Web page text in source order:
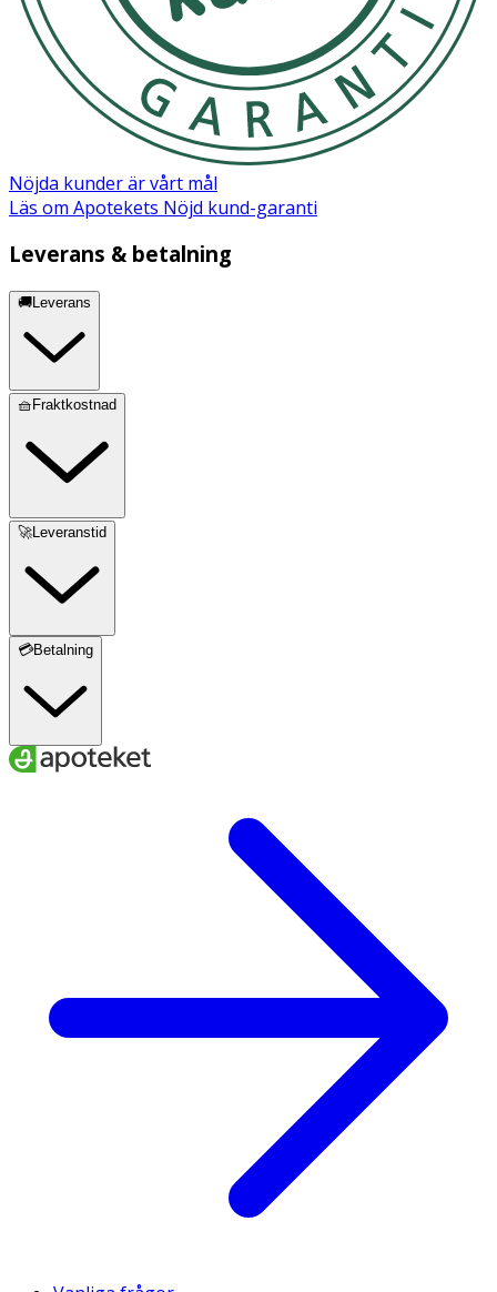
Nöjda kunder är vårt mål
Läs om Apotekets Nöjd kund-garanti
Leverans & betalning
🚚Leverans
🧺Fraktkostnad
🚀Leveranstid
💳Betalning